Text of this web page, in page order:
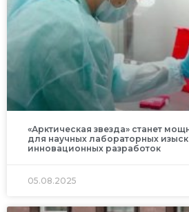
«Арктическая звезда» станет
для научных лабораторных
инновационных разработок
05.08.2025